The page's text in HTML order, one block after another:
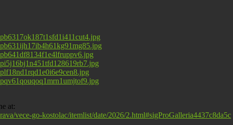
at:
vece-go-kostolac/itemlist/date/2026/2.html#sigProGalleria4437c8da5c